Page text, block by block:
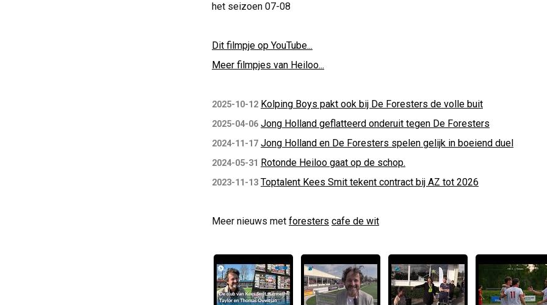
het seizoen 07-08
Dit filmpje op YouTube...
Meer filmpjes van Heiloo...
2025-10-12 Kolping Boys pakt ook bij De Foresters de volle buit
2025-04-06 Jong Holland geflatteerd onderuit tegen De Foresters
2024-11-17 Jong Holland en De Foresters spelen gelijk in boeiend duel
2024-05-31 Rotonde Heiloo gaat op de schop.
2023-11-13 Toptalent Kees Smit tekent contract bij AZ tot 2026
Meer nieuws met foresters cafe de wit